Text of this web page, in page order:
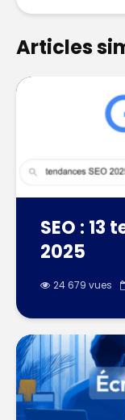
Articles
SEO :
2025
24 679 vues